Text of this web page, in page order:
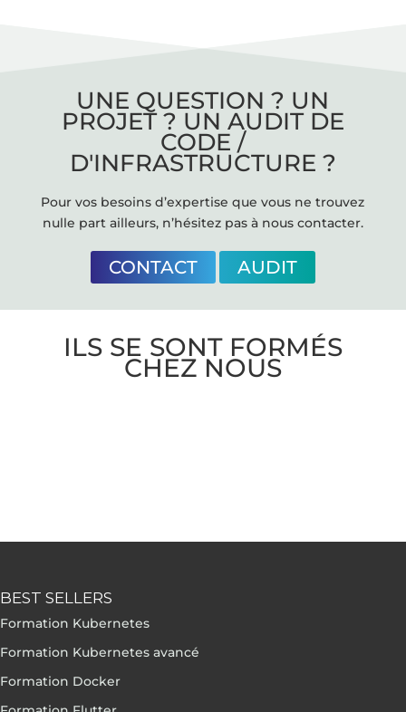
UNE QUESTION ? UN
PROJET ? UN AUDIT DE
CODE /
D'INFRASTRUCTURE ?
Pour vos besoins d’expertise que vous ne trouvez
nulle part ailleurs, n’hésitez pas à nous contacter.
CONTACT AUDIT
ILS SE SONT FORMÉS
CHEZ NOUS
BEST SELLERS
Formation Kubernetes
Formation Kubernetes avancé
Formation Docker